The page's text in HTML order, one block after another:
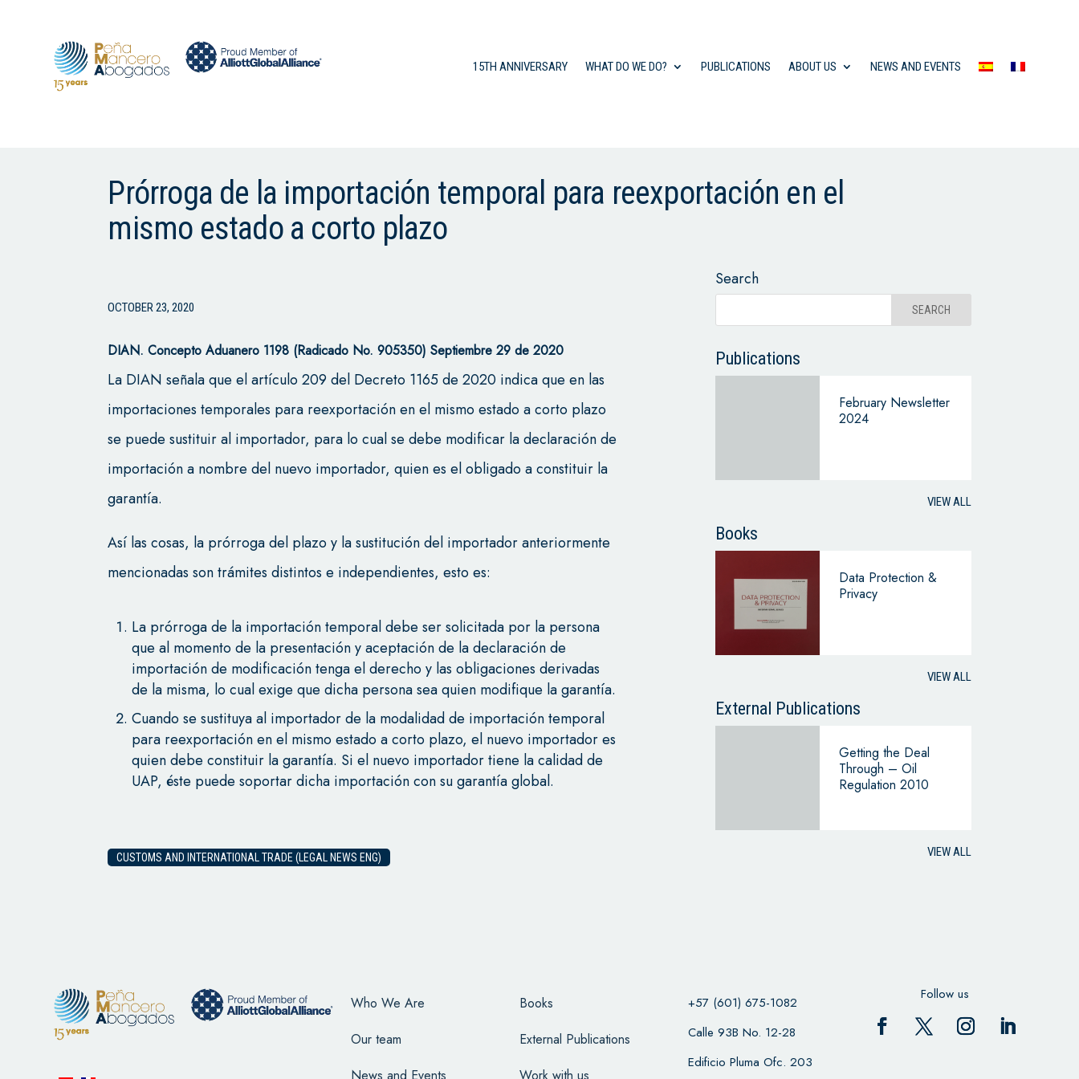
15TH ANNIVERSARY WHAT DO WE DO? PUBLICATIONS ABOUT US NEWS AND EVENTS
Prórroga de la importación temporal para reexportación en el
mismo estado a corto plazo
OCTOBER 23, 2020
DIAN. Concepto Aduanero 1198 (Radicado No. 905350) Septiembre 29 de 2020
La DIAN señala que el artículo 209 del Decreto 1165 de 2020 indica que en las
importaciones temporales para reexportación en el mismo estado a corto plazo
se puede sustituir al importador, para lo cual se debe modificar la declaración de
importación a nombre del nuevo importador, quien es el obligado a constituir la
garantía.
Así las cosas, la prórroga del plazo y la sustitución del importador anteriormente
mencionadas son trámites distintos e independientes, esto es:
La prórroga de la importación temporal debe ser solicitada por la persona
que al momento de la presentación y aceptación de la declaración de
importación de modificación tenga el derecho y las obligaciones derivadas
de la misma, lo cual exige que dicha persona sea quien modifique la garantía.
Cuando se sustituya al importador de la modalidad de importación temporal
para reexportación en el mismo estado a corto plazo, el nuevo importador es
quien debe constituir la garantía. Si el nuevo importador tiene la calidad de
UAP, éste puede soportar dicha importación con su garantía global.
CUSTOMS AND INTERNATIONAL TRADE (LEGAL NEWS ENG)
Search
Publications
February Newsletter
2024
VIEW ALL
Books
Data Protection &
Privacy
VIEW ALL
External Publications
Getting the Deal
Through – Oil
Regulation 2010
VIEW ALL
Who We Are
Our team
Books
External Publications
+57 (601) 675-1082
Calle 93B No. 12-28
Edificio Pluma Ofc. 203
Follow us